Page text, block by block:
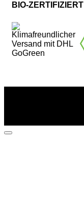
BIO-ZERTIFIZIERT